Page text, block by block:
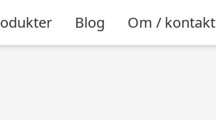
Blog Om / kontakt